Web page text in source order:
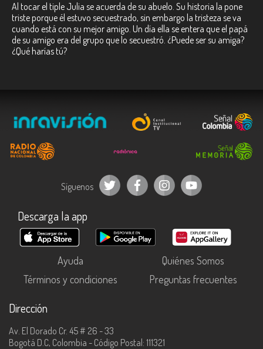
Al tocar el tiple Julia se acuerda de su abuelo. Su historia la pone
triste porque él estuvo secuestrado, sin embargo la tristeza se va
cuando está con su mejor amigo. Un día ella se entera que el papá
de su amigo era del grupo que lo secuestró. ¿Puede ser su amiga?
¿Qué harías tú?
Síguenos
Descarga la app
Ayuda
Quiénes Somos
Términos y condiciones
Preguntas frecuentes
Dirección
Av. El Dorado Cr. 45 # 26 - 33
Bogotá D.C, Colombia - Código Postal: 111321